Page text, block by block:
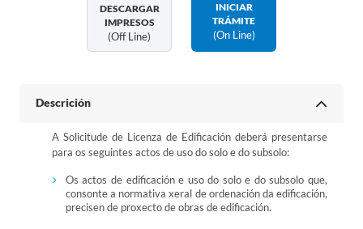
DESCARGAR
IMPRESOS
(off Line)
INICIAR
TRÁMITE
(on Line)
Descrición
A Solicitude de Licenza de Edificación deberá presentarse
para os seguintes actos de uso do solo e do subsolo:
Os actos de edificación e uso do solo e do subsolo que,
consonte a normativa xeral de ordenación da edificación,
precisen de proxecto de obras de edificación.